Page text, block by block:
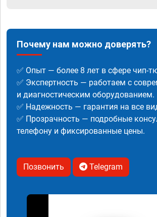
Почему нам можно доверять?
✅ Опыт — более 8 лет в сфере чип-
✅ Экспертность — работаем с
и диагностическим оборудованием.
✅ Надежность — гарантия на все
✅ Прозрачность — подробные
телефону и фиксированные цены.
Позвонить Telegram